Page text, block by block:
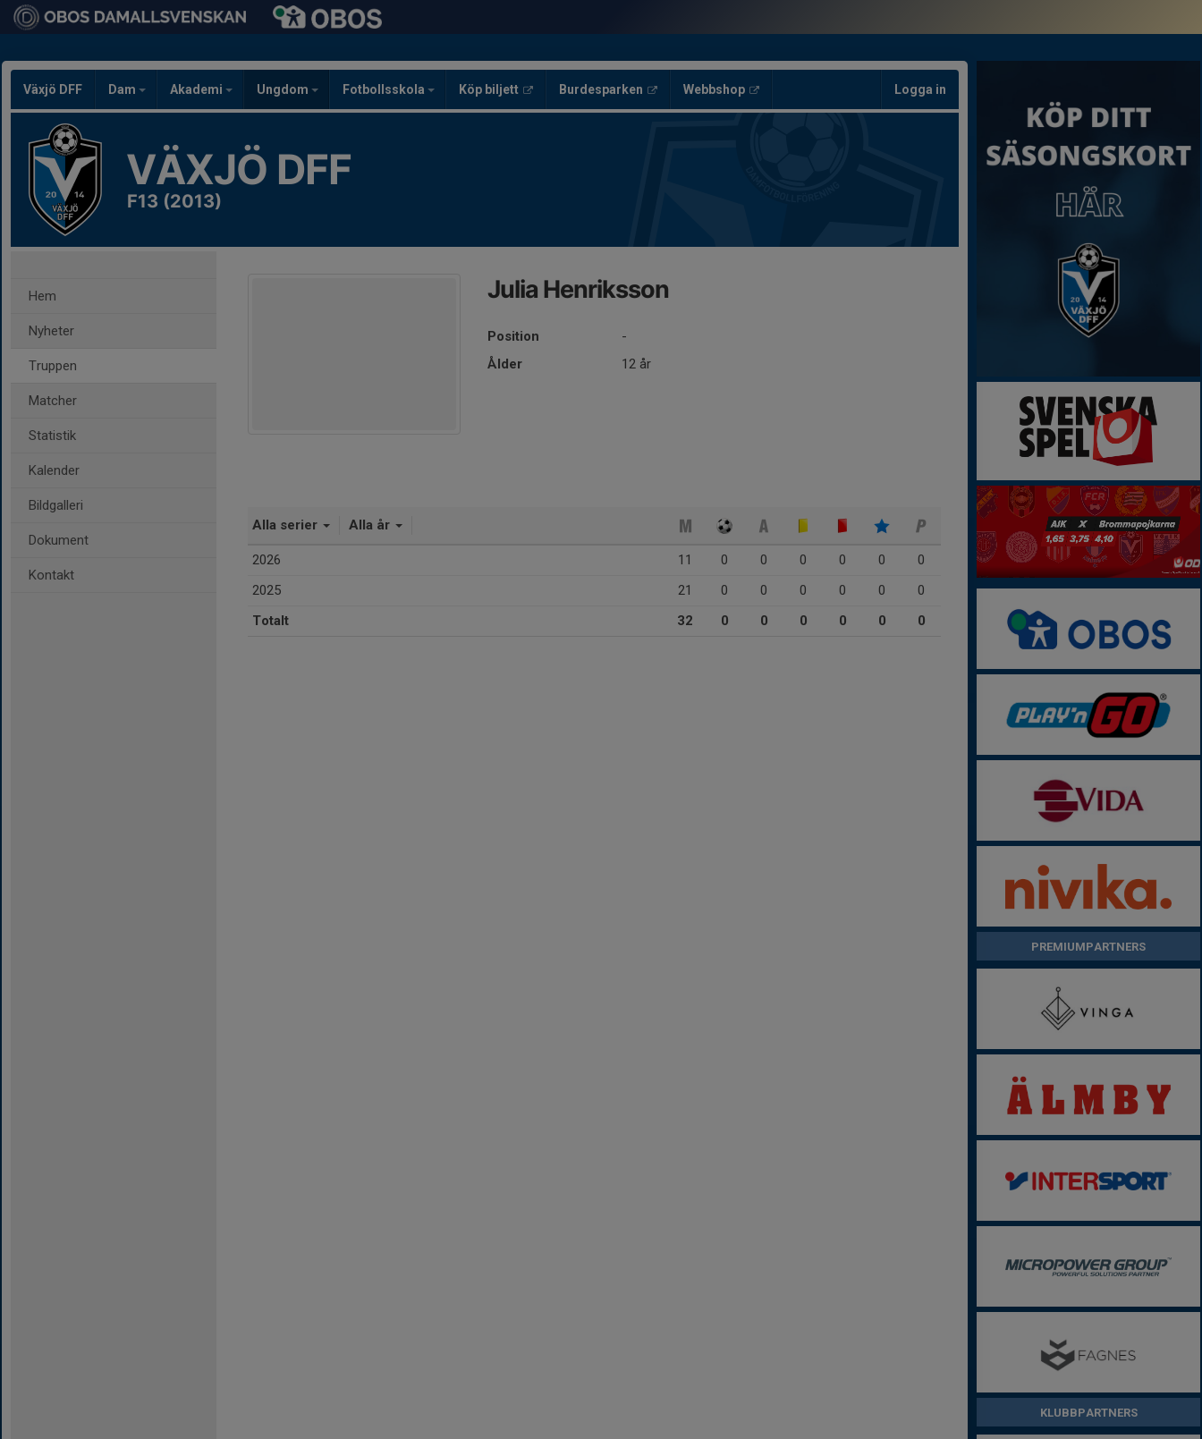
Växjö DFF Dam Akademi Ungdom Fotbollsskola Köp biljett Burdesparken Webbshop Logga in
VÄXJÖ DFF
F13 (2013)
Hem
Nyheter
Truppen
Matcher
Statistik
Kalender
Bildgalleri
Dokument
Kontakt
Julia Henriksson
Position
-
Ålder
12 år
Alla serier Alla år
2026 11 0 0 0 0 0
0
2025
21 0 0 0 0 0
0
Totalt
32 0 0 0 0 0 0
PREMIUMPARTNERS
KLUBBPARTNERS